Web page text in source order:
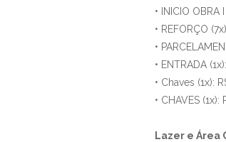
• INICIO OBRA
• REFORÇO
•
• ENTRADA
• Chaves (1x):
• CHAVES
Lazer e Área